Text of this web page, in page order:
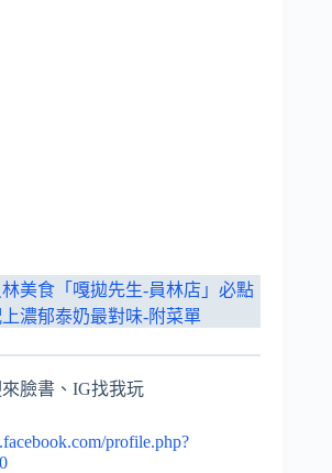
美食「嘎拋先生-員林店」必點
濃郁泰奶最對味-附菜單
臉書、IG找我玩
profile.php?